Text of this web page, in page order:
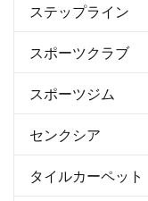
ステップライン
スポーツクラブ
スポーツジム
センクシア
タイルカーペット